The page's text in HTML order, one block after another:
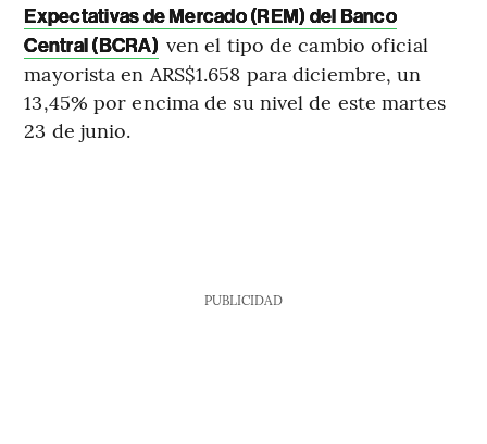
Expectativas de Mercado (REM) del Banco
Central (BCRA) ven el tipo de cambio oficial
mayorista en ARS$1.658 para diciembre, un
13,45% por encima de su nivel de este martes
23 de junio.
PUBLICIDAD